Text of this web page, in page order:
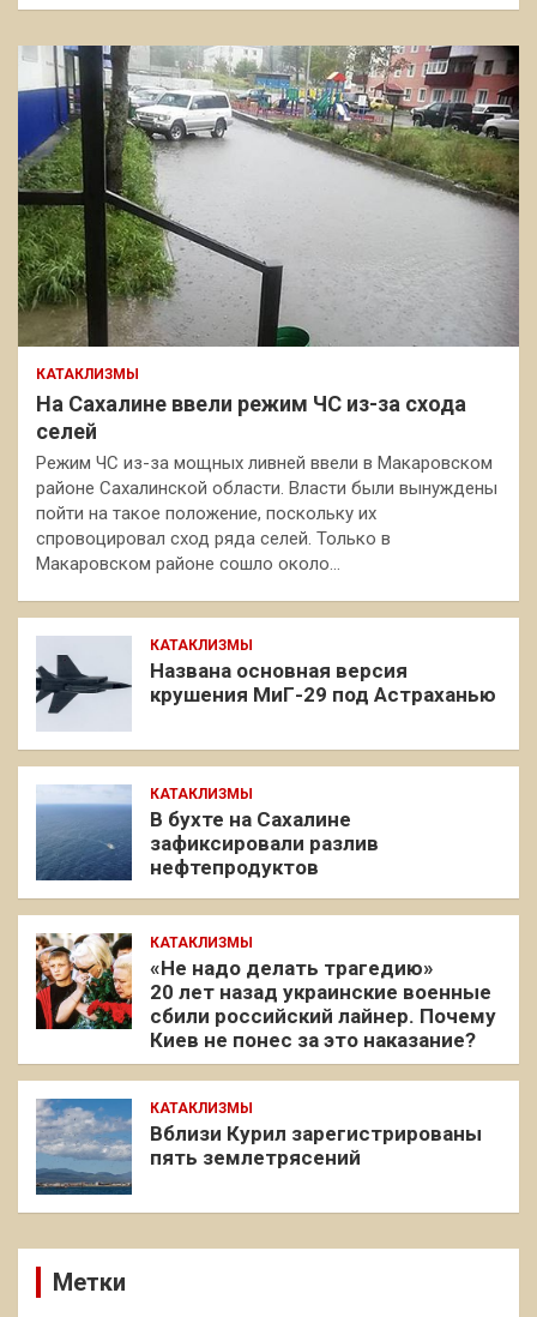
КАТАКЛИЗМЫ
На Сахалине ввели режим ЧС из-за схода
селей
Режим ЧС из-за мощных ливней ввели в Макаровском
районе Сахалинской области. Власти были вынуждены
пойти на такое положение, поскольку их
спровоцировал сход ряда селей. Только в
Макаровском районе сошло около…
КАТАКЛИЗМЫ
Названа основная версия
крушения МиГ-29 под Астраханью
КАТАКЛИЗМЫ
В бухте на Сахалине
зафиксировали разлив
нефтепродуктов
КАТАКЛИЗМЫ
«Не надо делать трагедию»
20 лет назад украинские военные
сбили российский лайнер. Почему
Киев не понес за это наказание?
КАТАКЛИЗМЫ
Вблизи Курил зарегистрированы
пять землетрясений
Метки